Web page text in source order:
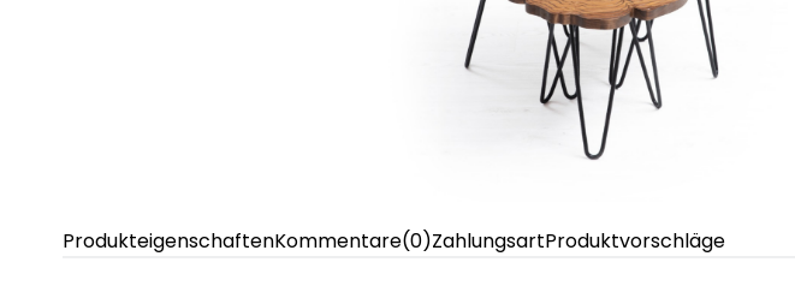
ProdukteigenschaftenKommentare(0)ZahlungsartProduktvorschläge